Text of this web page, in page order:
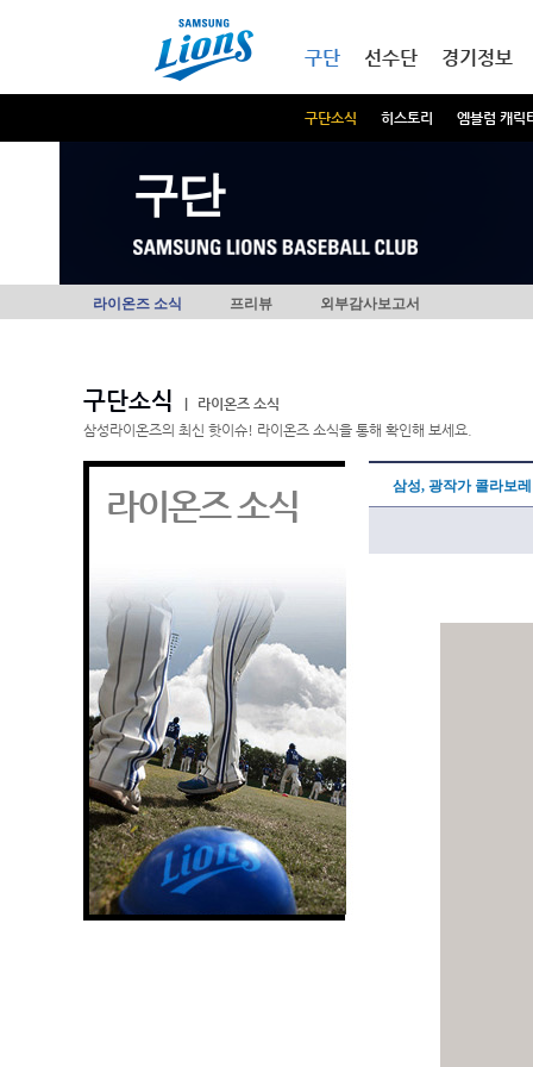
구단
구단소식 히스토리 엠블럼 캐릭
선수단 경기정보
구단
라이온즈 소식 프리뷰 외부감사보고서
구단소식
라이온즈 소식
삼성라이온즈의 최신 핫이슈! 라이온즈 소식을 통해 확인해 보세요.
라이온즈 소식 삼성, 광작가 콜라보